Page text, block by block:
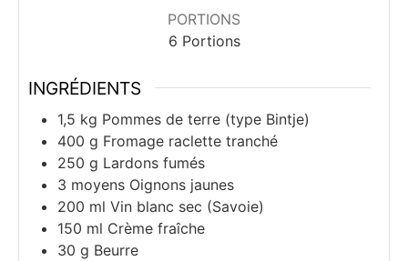
PORTIONS
6 Portions
INGRÉDIENTS
1,5 kg Pommes de terre (type Bintje)
400 g Fromage raclette tranché
250 g Lardons fumés
3 moyens Oignons jaunes
200 ml Vin blanc sec (Savoie)
150 ml Crème fraîche
30 g Beurre